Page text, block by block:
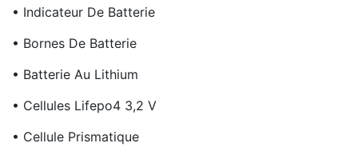
• Indicateur De Batterie
• Bornes De Batterie
• Batterie Au Lithium
• Cellules Lifepo4 3,2 V
• Cellule Prismatique